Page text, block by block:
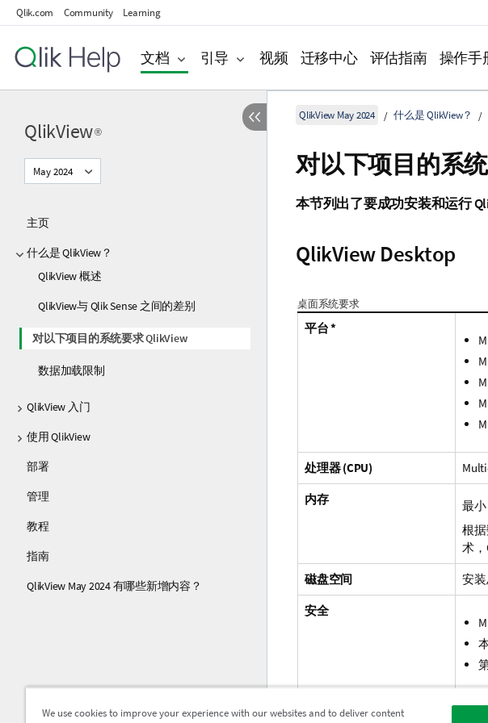
Qlik.com Community Learning
文档 引导 视频 迁移中心 评估指南 操作手
QlikView®
May 2024
主页
什么是 QlikView？
QlikView 概述
QlikView与 Qlik Sense 之间的差别
对以下项目的系统要求 QlikView
数据加载限制
QlikView 入门
使用 QlikView
部署
管理
教程
指南
QlikView May 2024 有哪些新增内容？
QlikView May 2024 什么是 QlikView？
对以下项目的系
本节列出了要成功安装和运行
QlikView Desktop
桌面系统要求
平台 *
处理器 (CPU)
内存
最小
根
术，
磁盘空间 安装
安全
We use cookies to improve your experience with our websites and to deliver content